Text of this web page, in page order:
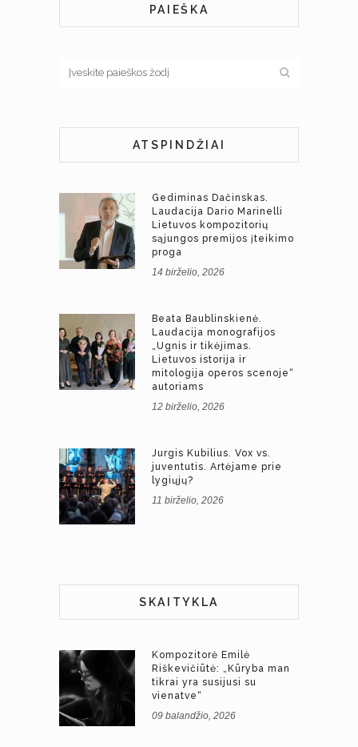
PAIEŠKA
ATSPINDŽIAI
Gediminas Dačinskas.
Laudacija Dario Marinelli
Lietuvos kompozitorių
sąjungos premijos įteikimo
proga
14 birželio, 2026
Beata Baublinskienė.
Laudacija monografijos
„Ugnis ir tikėjimas.
Lietuvos istorija ir
mitologija operos scenoje“
autoriams
12 birželio, 2026
Jurgis Kubilius. Vox vs.
juventutis. Artėjame prie
lygiųjų?
11 birželio, 2026
SKAITYKLA
Kompozitorė Emilė
Riškevičiūtė: „Kūryba man
tikrai yra susijusi su
vienatve“
09 balandžio, 2026